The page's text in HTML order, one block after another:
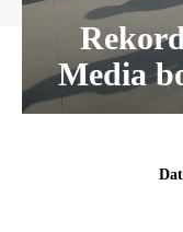
Media